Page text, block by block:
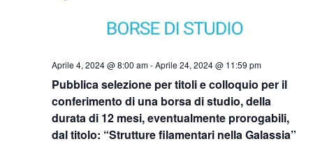
Pubblica selezione per titoli e colloquio per il
conferimento di una borsa di studio, della
durata di 12 mesi, eventualmente prorogabili,
dal titolo: “Strutture filamentari nella Galassia”
Aprile 4, 2024 @ 8:00 am-Aprile 24, 2024 @ 11:59 pm